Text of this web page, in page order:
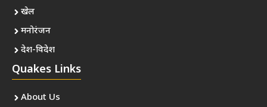
खेल
मनोरंजन
देश-विदेश
Quakes Links
About Us